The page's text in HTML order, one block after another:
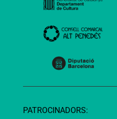
PATROCINADORS: